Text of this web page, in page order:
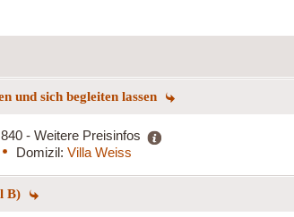
und sich begleiten lassen
- Weitere Preisinfos
Domizil: Villa Weiss
B)